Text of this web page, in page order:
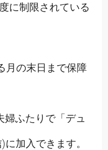
に制限されている
月の末日まで保障
ふたりで「デュ
加入できます。